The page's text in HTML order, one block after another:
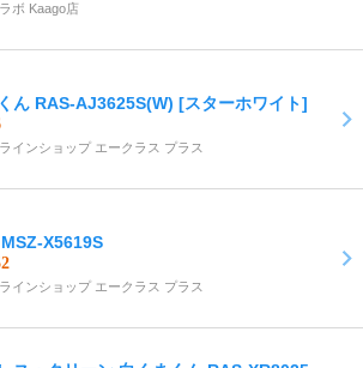
ボ Kaago店
ん RAS-AJ3625S(W) [スターホワイト]
インショップ エークラス プラス
X5619S
インショップ エークラス プラス